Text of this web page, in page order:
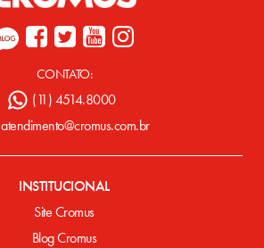
CONTATO:
(11) 4514.8000
atendimento@cromus.com.br
INSTITUCIONAL
Site Cromus
Blog Cromus